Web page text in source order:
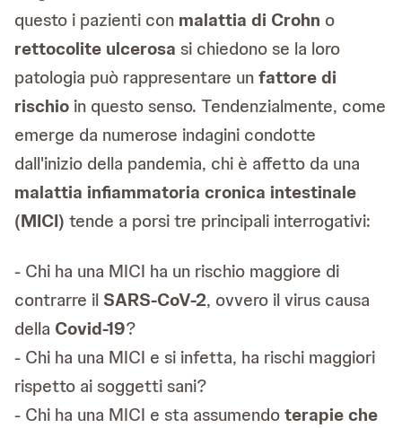
questo i pazienti con malattia di Crohn o
rettocolite ulcerosa si chiedono se la loro
patologia può rappresentare unfattore di
rischio in questo senso. Tendenzialmente, come
emerge da numerose indagini condotte
dall'inizio della pandemia, chi è affetto da una
malattia infiammatoria cronica intestinale
(MICI) tende a porsi tre principali interrogativi:
- Chi ha una MICI ha un rischio maggiore di
contrarre il SARS-CoV-2, ovvero il virus causa
della Covid-19?
- Chi ha una MICI e si infetta, ha rischi maggiori
rispetto ai soggetti sani?
- Chi ha una MICI e sta assumendoterapie che